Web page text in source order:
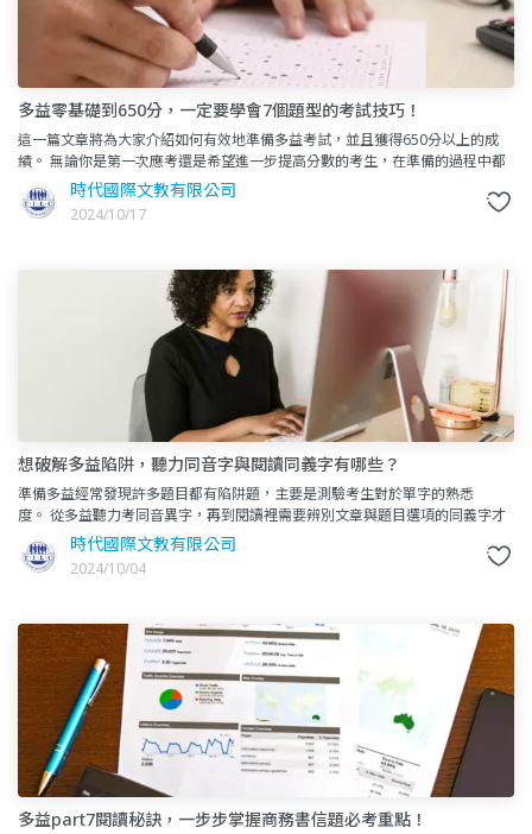
多益零基礎到650分，一定要學會7個題型的考試技巧！
這一篇文章將為大家介紹如何有效地準備多益考試，並且獲得650分以上的成
績。 無論你是第一次應考還是希望進一步提高分數的考生，在準備的過程中都
需要掌握一些實用的考試技巧。 這些建議都
時代國際文教有限公司
2024/10/17
想破解多益陷阱，聽力同音字與閱讀同義字有哪些？
準備多益經常發現許多題目都有陷阱題，主要是測驗考生對於單字的熟悉
度。 從多益聽力考同音異字，再到閱讀裡需要辨別文章與題目選項的同義字才
能選出正確答案。 還有最困難的片語，會在長文裡
時代國際文教有限公司
2024/10/04
多益part7閱讀秘訣，一步步掌握商務書信題必考重點！